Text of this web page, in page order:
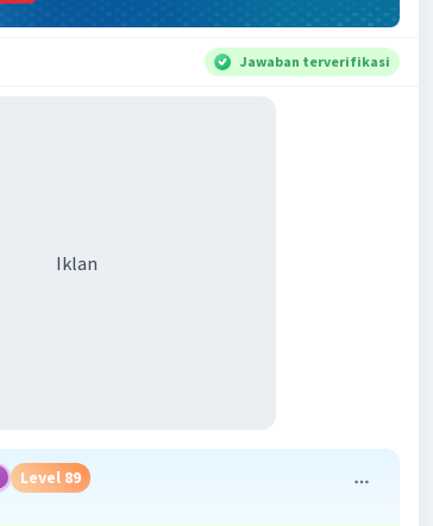
Jawaban terverifikasi
Iklan
Level 89